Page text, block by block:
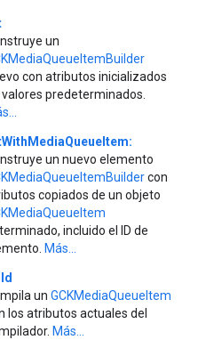
un
con atributos inicializados
predeterminados.
un nuevo elemento
con
copiados de un objeto
incluido el ID de
Más...
un GCKMediaQueueItem
los atributos actuales del
Más...